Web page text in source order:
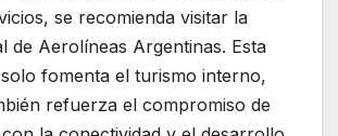
se recomienda visitar la
de Aerolíneas Argentinas. Esta
fomenta el turismo interno,
refuerza el compromiso de